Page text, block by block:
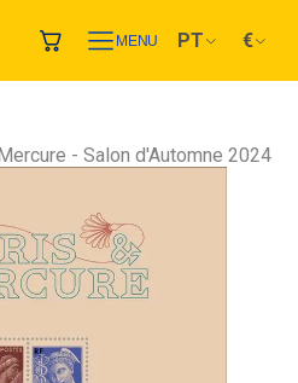
MENU PT €
- Salon d'Automne 2024